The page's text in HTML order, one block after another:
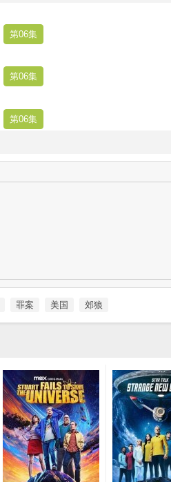
第06集
第06集
第06集
罪案 美国 郊狼